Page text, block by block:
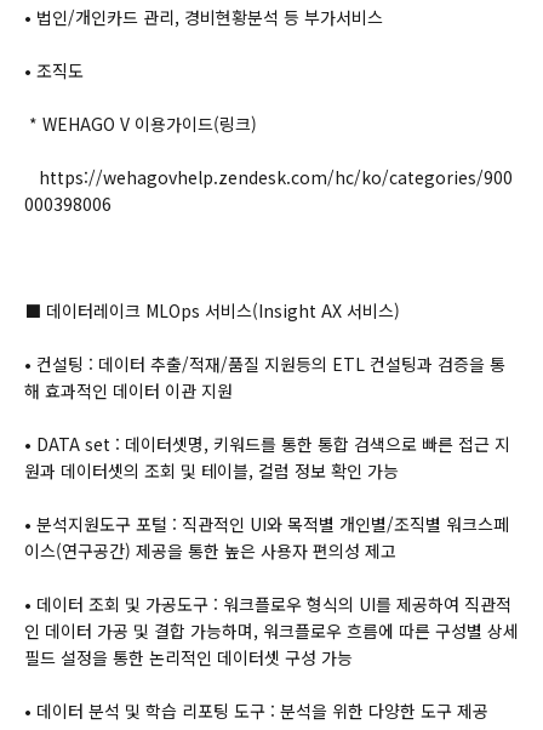
• 법인/개인카드 관리, 경비현황분석 등 부가서비스
• 조직도
* WEHAGO V 이용가이드(링크)
https://wehagovhelp.zendesk.com/hc/ko/categories/900
000398006
⬛ 데이터레이크 MLOps 서비스(Insight AX 서비스)
• 컨설팅 : 데이터 추출/적재/품질 지원등의 ETL 컨설팅과 검증을 통
해 효과적인 데이터 이관 지원
• DATA set : 데이터셋명, 키워드를 통한 통합 검색으로 빠른 접근 지
원과 데이터셋의 조회 및 테이블, 컬럼 정보 확인 가능
• 분석지원도구 포털 : 직관적인 UI와 목적별 개인별/조직별 워크스페
이스(연구공간) 제공을 통한 높은 사용자 편의성 제고
• 데이터 조회 및 가공도구 : 워크플로우 형식의 UI를 제공하여 직관적
인 데이터 가공 및 결합 가능하며, 워크플로우 흐름에 따른 구성별 상세
필드 설정을 통한 논리적인 데이터셋 구성 가능
• 데이터 분석 및 학습 리포팅 도구 : 분석을 위한 다양한 도구 제공